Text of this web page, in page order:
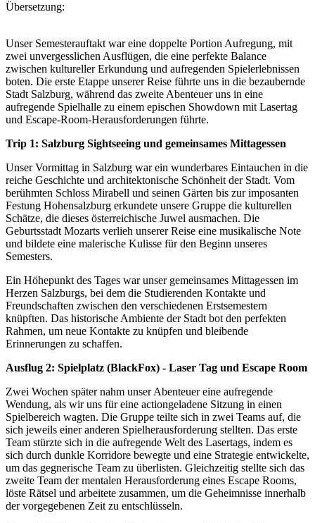
Übersetzung:
Unser Semesterauftakt war eine doppelte Portion Aufregung, mit
zwei unvergesslichen Ausflügen, die eine perfekte Balance
zwischen kultureller Erkundung und aufregenden Spielerlebnissen
boten. Die erste Etappe unserer Reise führte uns in die bezaubernde
Stadt Salzburg, während das zweite Abenteuer uns in eine
aufregende Spielhalle zu einem epischen Showdown mit Lasertag
und Escape-Room-Herausforderungen führte.
Trip 1: Salzburg Sightseeing und gemeinsames Mittagessen
Unser Vormittag in Salzburg war ein wunderbares Eintauchen in die
reiche Geschichte und architektonische Schönheit der Stadt. Vom
berühmten Schloss Mirabell und seinen Gärten bis zur imposanten
Festung Hohensalzburg erkundete unsere Gruppe die kulturellen
Schätze, die dieses österreichische Juwel ausmachen. Die
Geburtsstadt Mozarts verlieh unserer Reise eine musikalische Note
und bildete eine malerische Kulisse für den Beginn unseres
Semesters.
Ein Höhepunkt des Tages war unser gemeinsames Mittagessen im
Herzen Salzburgs, bei dem die Studierenden Kontakte und
Freundschaften zwischen den verschiedenen Erstsemestern
knüpften. Das historische Ambiente der Stadt bot den perfekten
Rahmen, um neue Kontakte zu knüpfen und bleibende
Erinnerungen zu schaffen.
Ausflug 2: Spielplatz (BlackFox) - Laser Tag und Escape Room
Zwei Wochen später nahm unser Abenteuer eine aufregende
Wendung, als wir uns für eine actiongeladene Sitzung in einen
Spielbereich wagten. Die Gruppe teilte sich in zwei Teams auf, die
sich jeweils einer anderen Spielherausforderung stellten. Das erste
Team stürzte sich in die aufregende Welt des Lasertags, indem es
sich durch dunkle Korridore bewegte und eine Strategie entwickelte,
um das gegnerische Team zu überlisten. Gleichzeitig stellte sich das
zweite Team der mentalen Herausforderung eines Escape Rooms,
löste Rätsel und arbeitete zusammen, um die Geheimnisse innerhalb
der vorgegebenen Zeit zu entschlüsseln.